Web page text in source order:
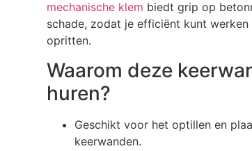
mechanische klem biedt grip op
schade, zodat je efficiënt kunt
opritten.
Waarom deze
huren?
Geschikt voor het optillen en
keerwanden.